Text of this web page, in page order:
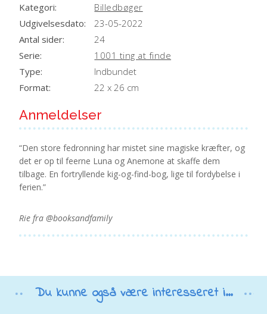
Kategori:
Billedbøger
Udgivelsesdato:
23-05-2022
Antal sider:
24
Serie:
1001 ting at finde
Type:
Indbundet
Format:
22 x 26 cm
Anmeldelser
“Den store fedronning har mistet sine magiske kræfter, og
det er op til feerne Luna og Anemone at skaffe dem
tilbage. En fortryllende kig-og-find-bog, lige til fordybelse i
ferien.”
Rie fra @booksandfamily
Du kunne også være interesseret i...